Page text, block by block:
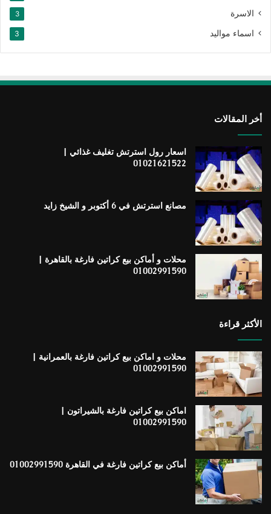
الاسرة 3
اسماء مواليد 3
أخر المقالات
اسعار رول استرتش تغليف غذائي |
01021621522
مصانع استرتش في 6 أكتوبر و الشيخ زايد
محلات و أماكن بيع كراتين فارغة بالقاهرة |
01002991590
الأكثر قراءة
محلات و اماكن بيع كراتين فارغة بالعمرانية |
01002991590
اماكن بيع كراتين فارغة بالشيراتون |
01002991590
أماكن بيع كراتين فارغة في القاهرة 01002991590